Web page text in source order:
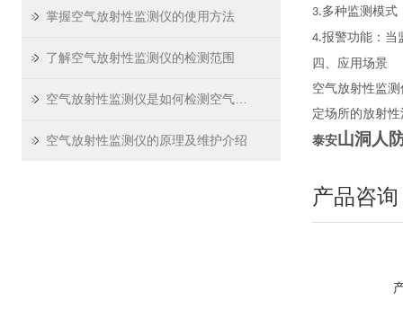
掌握空气放射性监测仪的使用方法
了解空气放射性监测仪的检测范围
空气放射性监测仪的原理及维护介绍
3.多种监测模式
4.报警功能：当
四、应用场景
空气放射性监
定场所的放射
泰安山洞人
产品咨询